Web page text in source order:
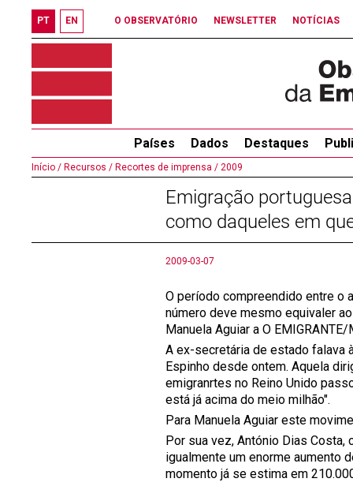
PT EN O OBSERVATÓRIO NEWSLETTER NOTÍCIAS
Países Dados Destaques
Início / Recursos / Recortes de imprensa / 2009
Emigração
como daqueles em
2009-03-07
O período compreendido entre o
número deve mesmo equivaler
Manuela Aguiar a O EMIGRANTE/
A ex-secretária de estado falava
Espinho desde ontem. Aquela
emigranrtes no Reino Unido
está já acima do meio milhão".
Para Manuela Aguiar este
Por sua vez, António Dias Costa,
igualmente um enorme aumento
momento já se estima em